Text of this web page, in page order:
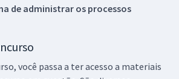
de administrar os processos
você passa a ter acesso a materiais